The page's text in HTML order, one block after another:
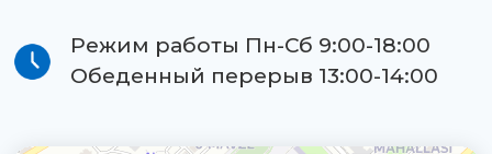
Режим работы Пн-Сб 9:00-18:00
Обеденный перерыв 13:00-14:00